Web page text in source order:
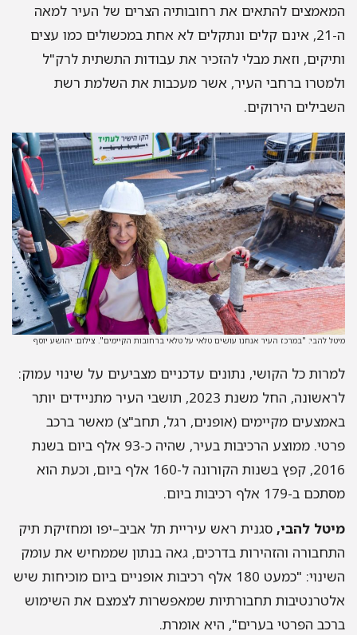
המאמצים להתאים את רחובותיה הצרים של העיר למאה
ה-21, אינם קלים ונתקלים לא אחת במכשולים כמו עצים
ותיקים, וזאת מבלי להזכיר את עבודות התשתית לרק"ל
ולמטרו ברחבי העיר, אשר מעכבות את השלמת רשת
השבילים הירוקים.
מיטל להבי: "במרכז העיר אנחנו עושים טלאי על טלאי ברחובות הקיימים". צילום: יהושע יוסף
למרות כל הקושי, נתונים עדכניים מצביעים על שינוי עמוק:
לראשונה, החל משנת 2023, תושבי העיר מתניידים יותר
באמצעים מקיימים (אופנים, רגל, תחב"צ) מאשר ברכב
פרטי. ממוצע הרכיבות בעיר, שהיה כ-93 אלף ביום בשנת
2016, קפץ בשנות הקורונה ל-160 אלף ביום, וכעת הוא
מסתכם ב-179 אלף רכיבות ביום.
מיטל להבי, סגנית ראש עיריית תל אביב–יפו ומחזיקת תיק
התחבורה והזהירות בדרכים, גאה בנתון שממחיש את עומק
השינוי: "כמעט 180 אלף רכיבות אופניים ביום מוכיחות שיש
אלטרנטיבות תחבורתיות שמאפשרות לצמצם את השימוש
ברכב הפרטי בערים", היא אומרת.